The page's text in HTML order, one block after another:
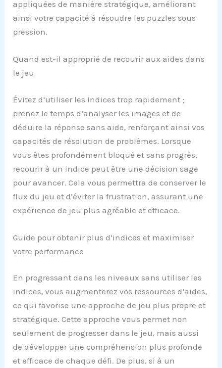
appliquées de manière stratégique, améliorant
ainsi votre capacité à résoudre les puzzles sous
pression.
Quand est-il approprié de recourir aux aides dans
le jeu
Évitez d’utiliser les indices trop rapidement ;
prenez le temps d’analyser les images et de
déduire la réponse sans aide, renforçant ainsi vos
capacités de résolution de problèmes. Lorsque
vous êtes profondément bloqué et sans progrès,
recourir à un indice peut être une décision sage
pour avancer. Cela vous permettra de conserver le
flux du jeu et d’éviter la frustration, assurant une
expérience de jeu plus agréable et efficace.
Guide pour obtenir plus d’indices et maximiser
votre performance
En progressant dans les niveaux sans utiliser les
indices, vous augmenterez vos ressources d’aides,
ce qui favorise une approche de jeu plus propre et
stratégique. Cette approche vous permet non
seulement de progresser dans le jeu, mais aussi
de développer une compréhension plus profonde
et efficace de chaque défi. De plus, si à un